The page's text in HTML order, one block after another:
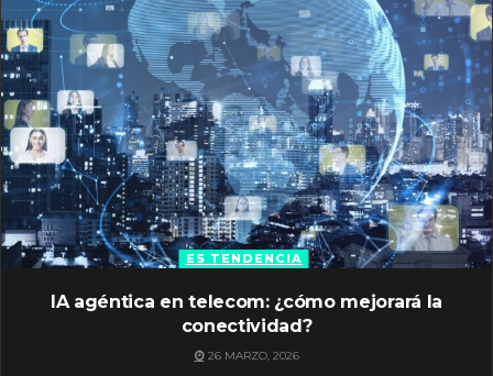
ES TENDENCIA
IA agéntica en telecom: ¿cómo mejorará la
conectividad?
26 MARZO, 2026